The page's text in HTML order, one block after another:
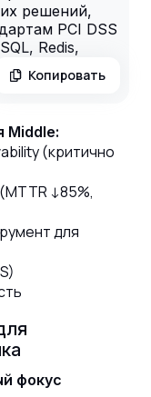
решений,
PCI DSS
Redis,
Копировать
Middle:
(критично
↓85%,
для
фокус